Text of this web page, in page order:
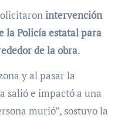
intervención
la Policía estatal para
de la obra.
y al pasar la
salió e impactó a una
murió”, sostuvo la